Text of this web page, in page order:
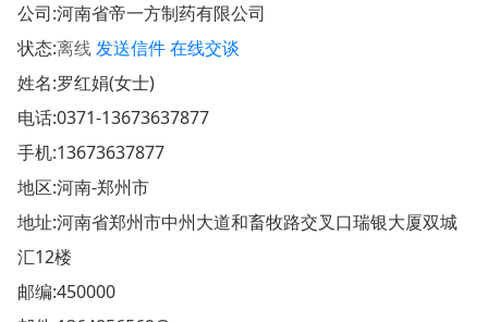
公司:河南省帝一方制药有限公司
状态:离线发送信件在线交谈
姓名:罗红娟(女士)
电话:0371-13673637877
手机:13673637877
地区:河南-郑州市
地址:河南省郑州市中州大道和畜牧路交叉口瑞银大厦双城
汇12楼
邮编:450000